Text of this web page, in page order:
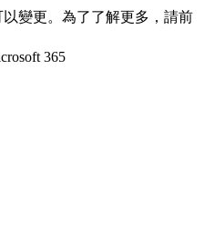
變更。為了了解更多，請前
365